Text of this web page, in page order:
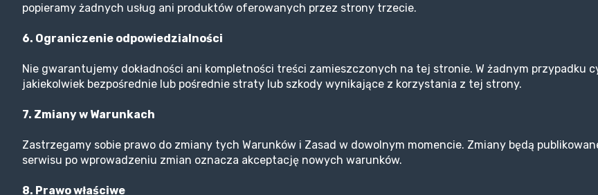
popieramy żadnych usług ani produktów oferowanych przez strony trzecie.
6. Ograniczenie odpowiedzialności
Nie gwarantujemy dokładności ani kompletności treści zamieszczonych na tej stronie. W żadnym przypadku
jakiekolwiek bezpośrednie lub pośrednie straty lub szkody wynikające z korzystania z tej strony.
7. Zmiany w Warunkach
Zastrzegamy sobie prawo do zmiany tych Warunków i Zasad w dowolnym momencie. Zmiany będą
serwisu po wprowadzeniu zmian oznacza akceptację nowych warunków.
8. Prawo właściwe